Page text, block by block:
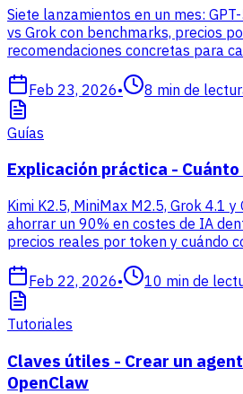
Siete lanzamientos en un mes:
vs Grok con benchmarks, precios
recomendaciones concretas para
Feb 23, 2026• 8 min de
Guías
Explicación práctica -
Kimi K2.5, MiniMax M2.5, Grok 4.1
ahorrar un 90% en costes de IA
precios reales por token y cuándo
Feb 22, 2026• 10 min de
Tutoriales
Claves útiles - Crear un
OpenClaw